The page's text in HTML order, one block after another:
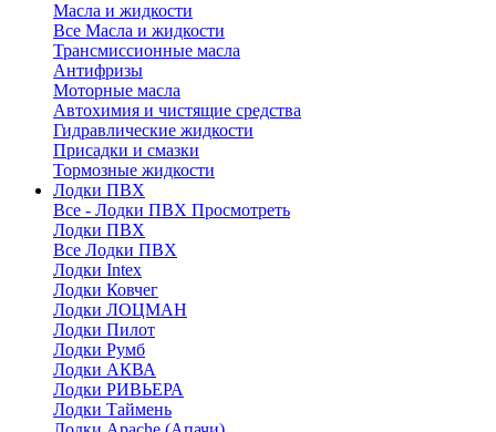
Масла и жидкости
Все Масла и жидкости
Трансмиссионные масла
Антифризы
Моторные масла
Автохимия и чистящие средства
Гидравлические жидкости
Присадки и смазки
Тормозные жидкости
Лодки ПВХ
Все - Лодки ПВХ Просмотреть
Лодки ПВХ
Все Лодки ПВХ
Лодки Intex
Лодки Ковчег
Лодки ЛОЦМАН
Лодки Пилот
Лодки Румб
Лодки АКВА
Лодки РИВЬЕРА
Лодки Таймень